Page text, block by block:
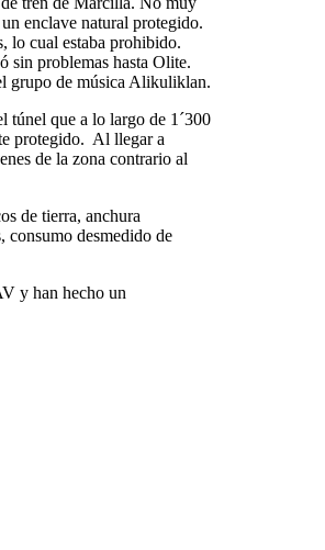
enclave natural protegido.
lo cual estaba prohibido.
sin problemas hasta Olite.
grupo de música Alikuliklan.
túnel que a lo largo de 1´300
protegido. Al llegar a
de la zona contrario al
de tierra, anchura
consumo desmedido de
y han hecho un